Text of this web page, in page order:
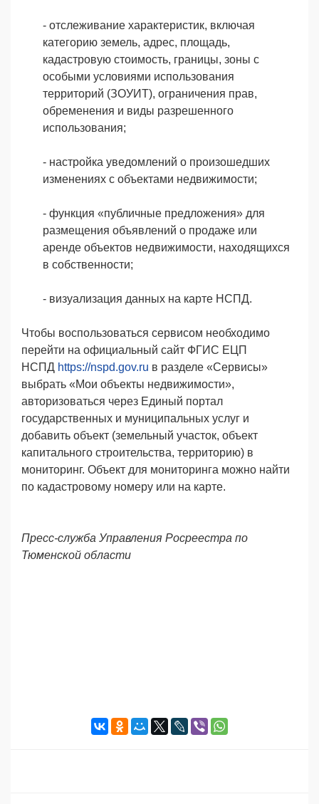
- отслеживание характеристик, включая
категорию земель, адрес, площадь,
кадастровую стоимость, границы, зоны с
особыми условиями использования
территорий (ЗОУИТ), ограничения прав,
обременения и виды разрешенного
использования;
- настройка уведомлений о произошедших
изменениях с объектами недвижимости;
- функция «публичные предложения» для
размещения объявлений о продаже или
аренде объектов недвижимости, находящихся
в собственности;
- визуализация данных на карте НСПД.
Чтобы воспользоваться сервисом необходимо
перейти на официальный сайт ФГИС ЕЦП
НСПД https://nspd.gov.ru в разделе «Сервисы»
выбрать «Мои объекты недвижимости»,
авторизоваться через Единый портал
государственных и муниципальных услуг и
добавить объект (земельный участок, объект
капитального строительства, территорию) в
мониторинг. Объект для мониторинга можно найти
по кадастровому номеру или на карте.
Пресс-служба Управления Росреестра по
Тюменской области